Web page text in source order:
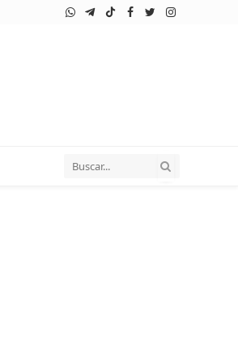
WhatsApp
Telegram
TikTokFacebook
TwitterInstagram